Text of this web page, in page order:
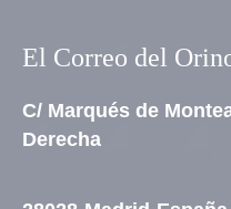
El Correo del
C/ Marqués de
Derecha